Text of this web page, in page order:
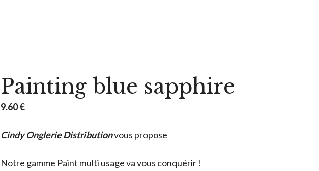
Painting blue sapphire
9.60€
Cindy Onglerie Distributionvous propose
Notre gamme Paint multi usage va vous conquérir !